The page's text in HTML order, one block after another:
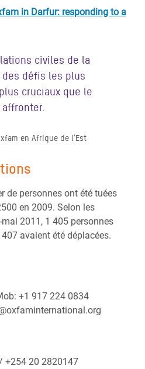
in Darfur: responding to a
civiles de la
des défis les plus
cruciaux que le
en Afrique de l'Est
de personnes ont été tuées
en 2009. Selon les
2011, 1 405 personnes
avaient été déplacées.
+1 917 224 0834
+254 20 2820147